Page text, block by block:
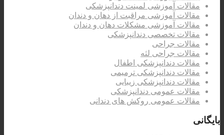
مقالات آموزشی لمینت دندانپزشکی
مقالات آموزشی مراقبت از دهان و دندان
مقالات آموزشی مشکلات دهان و دندان
مقالات تخصصی دندانپزشکی
مقالات جراحی
مقالات جراحی لثه
مقالات دندانپزشکی اطفال
مقالات دندانپزشکی ترمیمی
مقالات دندانپزشکی زیبایی
مقالات عمومی دندانپزشکی
مقالات عمومی روکش های دندانی
بایگانی